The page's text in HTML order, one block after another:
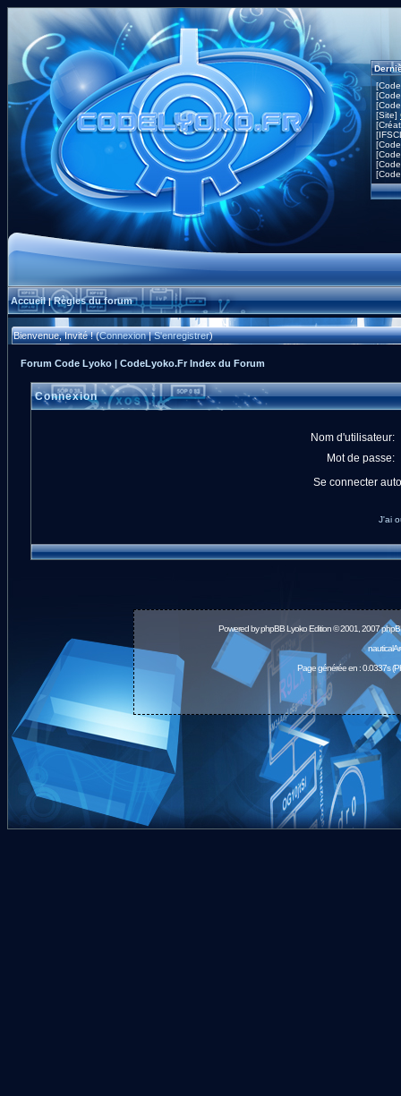
[Site]
Accueil|Règles du forum
Bienvenue, Invité ! (Connexion|S'enregistrer)
Forum Code Lyoko | CodeLyoko.Fr Index du Forum
Connexion
Nom d'utilisateur:
Mot de passe:
Se connecter
J'ai
Powered byphpBBLyoko Edition © 2001, 2007
Page générée en : 0.0337s